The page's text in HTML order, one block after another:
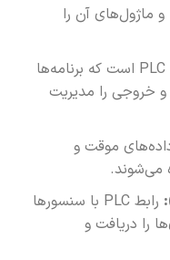
انرژی مورد نیاز PLC و ماژول‌های آن را
مغز PLC است که برنامه‌ها
و خروجی را مدیریت
داده‌های موقت و
می‌شوند.
:
رابط PLC با سنسورها
را دریافت و